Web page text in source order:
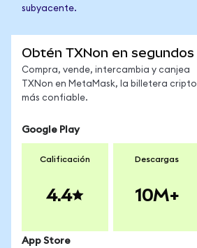
subyacente.
Obtén TXNon en segundos
Compra, vende, intercambia y canjea
TXNon en MetaMask, la billetera cripto
más confiable.
Google Play
Calificación
4.4
Descargas
10M+
App Store